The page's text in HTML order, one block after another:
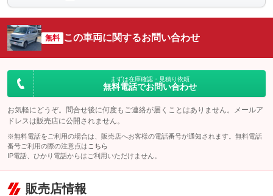
：装備なし ：装備なし
サイドカメラ
：装備なし ルーフレール
：装備なし
：装備なし
：装備なし
無料 この車両に関するお問い合わせ
まずは在庫確認・見積り依頼
無料電話でお問い合わせ
お気軽にどうぞ。問合せ後に何度もご連絡が届くことはありません。メールア
ドレスは販売店に公開されません。
※無料電話をご利用の場合は、販売店へお客様の電話番号が通知されます。無料電話
番号ご利用の際の注意点は こちら
IP電話、ひかり電話からはご利用いただけません。
販売店情報